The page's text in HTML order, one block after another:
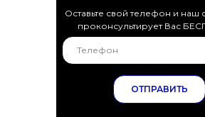
ОТПРАВИТЬ
Оставьте свой телефон и наш
проконсультирует Вас